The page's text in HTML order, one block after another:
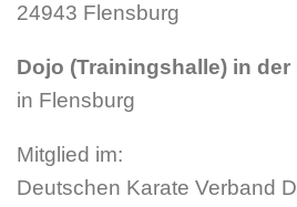
24943 Flensburg
Dojo (Trainingshalle) in der
in Flensburg
Mitglied im:
Deutschen Karate Verband